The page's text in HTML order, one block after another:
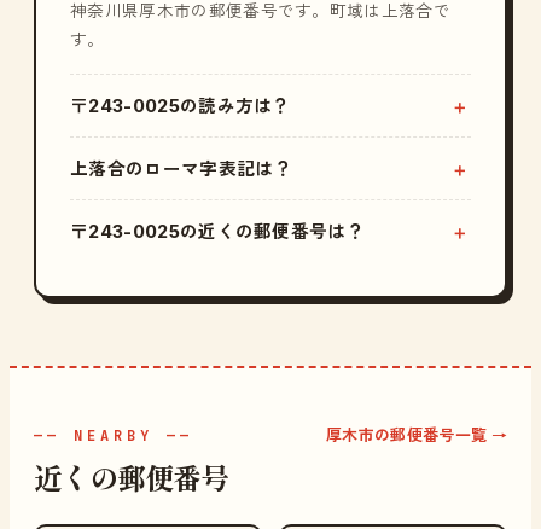
神奈川県厚木市の郵便番号です。町域は上落合で
す。
〒243-0025の読み方は？
上落合のローマ字表記は？
〒243-0025の近くの郵便番号は？
—— NEARBY ——
近くの郵便番号
厚木市の郵便番号一覧 →